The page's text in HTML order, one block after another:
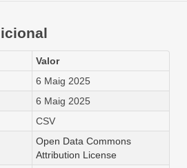
Valor
6 Maig 2025
6 Maig 2025
CSV
Open Data Commons
Attribution License